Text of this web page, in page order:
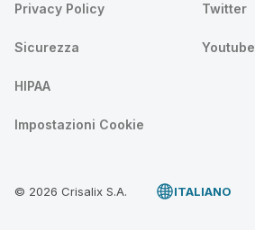
Privacy Policy
Sicurezza
HIPAA
Impostazioni Cookie
Twitter
Youtube
© 2026 Crisalix S.A. ITALIANO